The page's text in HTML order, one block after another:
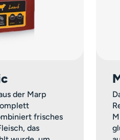
der Marp
frisches
das